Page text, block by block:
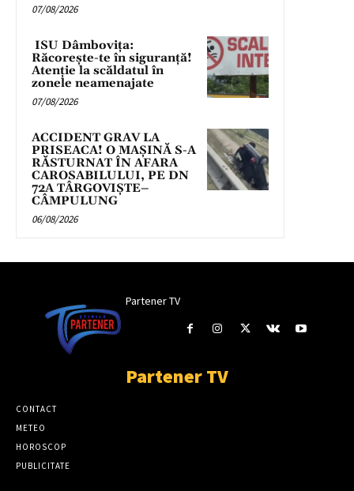
07/08/2026
ISU Dâmbovița:
Răcorește-te în siguranță!
Atenție la scăldatul în
zonele neamenajate
07/08/2026
ACCIDENT GRAV LA
PRISEACA! O MAȘINĂ S-A
RĂSTURNAT ÎN AFARA
CAROSABILULUI, PE DN
72A TÂRGOVIȘTE–
CÂMPULUNG
06/08/2026
Partener TV
Partener TV
CONTACT
METEO
HOROSCOP
PUBLICITATE